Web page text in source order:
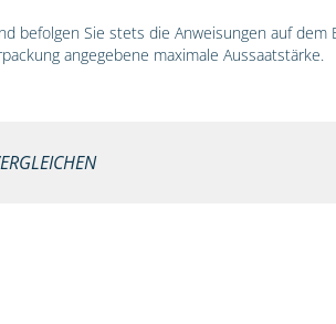
befolgen Sie stets die Anweisungen auf
angegebene maximale Aussaatstärke.